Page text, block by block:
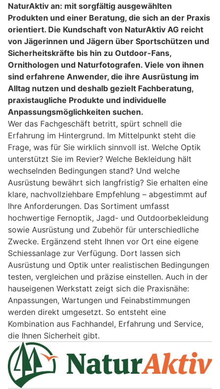
NaturAktiv an: mit sorgfältig ausgewählten
Produkten und einer Beratung, die sich an der Praxis
orientiert. Die Kundschaft von NaturAktiv AG reicht
von Jägerinnen und Jägern über Sportschützen und
Sicherheitskräfte bis hin zu Outdoor-Fans,
Ornithologen und Naturfotografen. Viele von ihnen
sind erfahrene Anwender, die ihre Ausrüstung im
Alltag nutzen und deshalb gezielt Fachberatung,
praxistaugliche Produkte und individuelle
Anpassungsmöglichkeiten suchen.
Wer das Fachgeschäft betritt, spürt schnell die
Erfahrung im Hintergrund. Im Mittelpunkt steht die
Frage, was für Sie wirklich sinnvoll ist. Welche Optik
unterstützt Sie im Revier? Welche Bekleidung hält
wechselnden Bedingungen stand? Und welche
Ausrüstung bewährt sich langfristig? Sie erhalten eine
klare, nachvollziehbare Empfehlung – abgestimmt auf
Ihre Anforderungen. Das Sortiment umfasst
hochwertige Fernoptik, Jagd- und Outdoorbekleidung
sowie Ausrüstung und Zubehör für unterschiedliche
Zwecke. Ergänzend steht Ihnen vor Ort eine eigene
Schiessanlage zur Verfügung. Dort lassen sich
Ausrüstung und Optik unter realistischen Bedingungen
testen, vergleichen und präzise einstellen. Auch in der
hauseigenen Werkstatt zeigt sich die Praxisnähe:
Anpassungen, Wartungen und Feinabstimmungen
werden direkt umgesetzt. So entsteht eine
Kombination aus Fachhandel, Erfahrung und Service,
die Ihnen Sicherheit gibt.